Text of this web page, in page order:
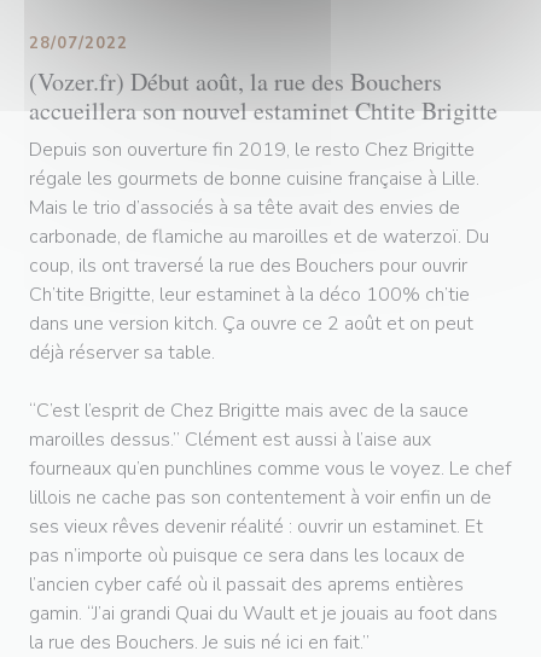
(Vozer.fr) Début août, la rue des Bouchers
accueillera son nouvel estaminet Chtite Brigitte
28/07/2022
Depuis son ouverture fin 2019, le resto Chez Brigitte
régale les gourmets de bonne cuisine française à Lille.
Mais le trio d’associés à sa tête avait des envies de
carbonade, de flamiche au maroilles et de waterzoï. Du
coup, ils ont traversé la rue des Bouchers pour ouvrir
Ch’tite Brigitte, leur estaminet à la déco 100% ch’tie
dans une version kitch. Ça ouvre ce 2 août et on peut
déjà réserver sa table.
“C’est l’esprit de Chez Brigitte mais avec de la sauce
maroilles dessus.” Clément est aussi à l’aise aux
fourneaux qu’en punchlines comme vous le voyez. Le chef
lillois ne cache pas son contentement à voir enfin un de
ses vieux rêves devenir réalité : ouvrir un estaminet. Et
pas n’importe où puisque ce sera dans les locaux de
l’ancien cyber café où il passait des aprems entières
gamin. “J’ai grandi Quai du Wault et je jouais au foot dans
la rue des Bouchers. Je suis né ici en fait.”